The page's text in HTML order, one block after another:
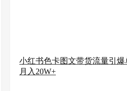
小红书色卡图文带货流量引爆
月入20W+